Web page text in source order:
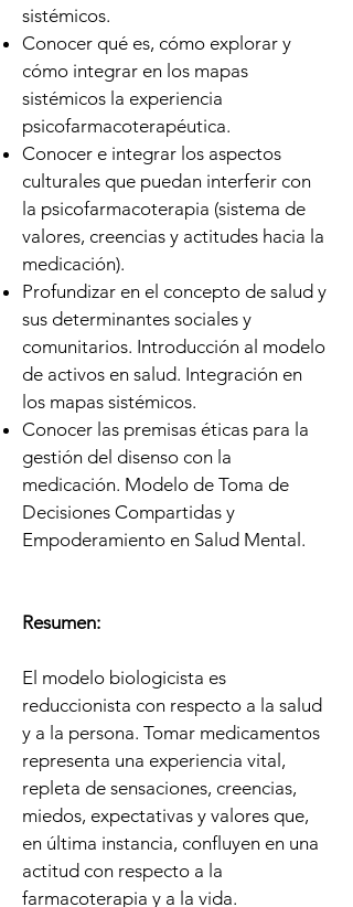
sistémicos.
Conocer qué es, cómo explorar y
cómo integrar en los mapas
sistémicos la experiencia
psicofarmacoterapéutica.
Conocer e integrar los aspectos
culturales que puedan interferir con
la psicofarmacoterapia (sistema de
valores, creencias y actitudes hacia la
medicación).
Profundizar en el concepto de salud y
sus determinantes sociales y
comunitarios. Introducción al modelo
de activos en salud. Integración en
los mapas sistémicos.
Conocer las premisas éticas para la
gestión del disenso con la
medicación. Modelo de Toma de
Decisiones Compartidas y
Empoderamiento en Salud Mental.
Resumen:
El modelo biologicista es
reduccionista con respecto a la salud
y a la persona. Tomar medicamentos
representa una experiencia vital,
repleta de sensaciones, creencias,
miedos, expectativas y valores que,
en última instancia, confluyen en una
actitud con respecto a la
farmacoterapia y a la vida.